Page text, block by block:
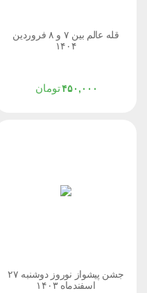
قله عالم بین ۷ و ۸ فروردین
۱۴۰۴
تومان ۴۵۰,۰۰۰
جشن پیشواز نوروز دوشنبه ۲۷
اسفندماه ۱۴۰۳